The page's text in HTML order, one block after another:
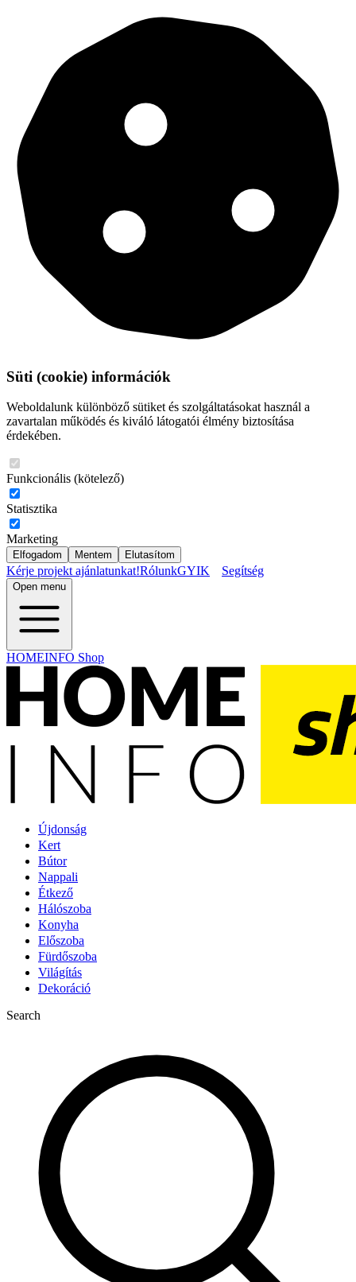
Süti (cookie) információk
Weboldalunk különböző sütiket és szolgáltatásokat használ a
zavartalan működés és kiváló látogatói élmény biztosítása
érdekében.
Funkcionális (kötelező)
Statisztika
Marketing
Elfogadom Mentem Elutasítom
Kérje projekt ajánlatunkat!RólunkGYIK Segítség
Open menu
HOMEINFO Shop
Újdonság
Kert
Bútor
Nappali
Étkező
Hálószoba
Konyha
Előszoba
Fürdőszoba
Világítás
Dekoráció
Search